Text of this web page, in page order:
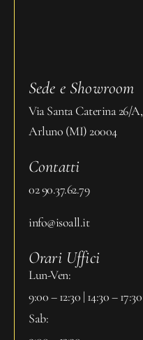
Sede e Showroom
Via Santa Caterina 26/A,
Arluno (MI) 20004
Contatti
02 90.37.62.79
info@isoall.it
Orari Uffici
Lun-Ven:
9:00 – 12:30 | 14:30 – 17:30
Sab: